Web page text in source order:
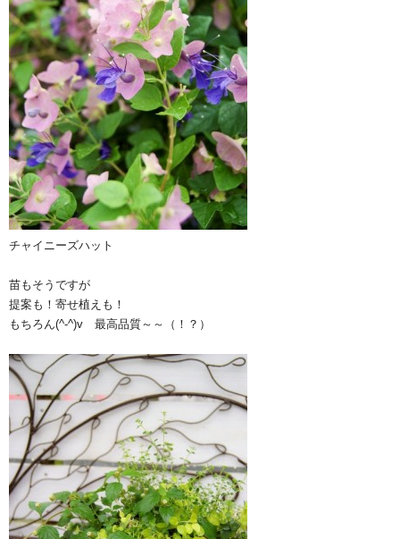
チャイニーズハット
苗もそうですが
提案も！寄せ植えも！
もちろん(^-^)v 最高品質～～（！？）